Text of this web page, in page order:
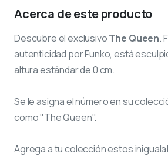
Acerca de este producto
Descubre el exclusivoThe Queen.
autenticidad por Funko, está
altura estándar de 0 cm.
Se le asigna el númeroen su
como "The Queen".
Agrega a tu colección estos